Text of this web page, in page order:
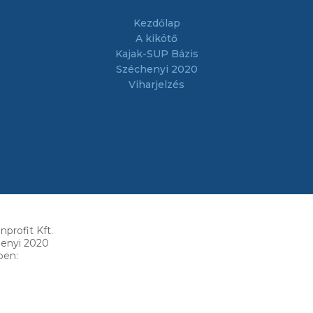
Kezdőlap
A kikötő
Kajak-SUP Bázis
Széchenyi 2020
Viharjelzés
Kft.
2020